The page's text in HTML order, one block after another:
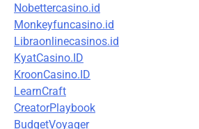
Nobettercasino.id
Monkeyfuncasino.id
Libraonlinecasinos.id
KyatCasino.ID
KroonCasino.ID
LearnCraft
CreatorPlaybook
BudgetVoyager